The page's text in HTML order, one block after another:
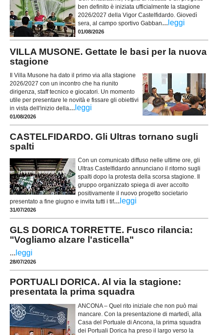
ben definito è iniziata ufficialmente la stagione
2026/2027 della Vigor Castelfidardo. Giovedì
sera, al campo sportivo Gabban... leggi
01/08/2026
VILLA MUSONE. Gettate le basi per la nuova
stagione
Il Villa Musone ha dato il primo via alla stagione
2026/2027 con un incontro che ha riunito
dirigenza, staff tecnico e giocatori. Un momento
utile per presentare le novità e fissare gli obiettivi
in vista dell'inizio della... leggi
01/08/2026
CASTELFIDARDO. Gli Ultras tornano sugli
spalti
Con un comunicato diffuso nelle ultime ore, gli
Ultras Castelfidardo annunciano il ritorno sugli
spalti dopo la protesta della scorsa stagione. Il
gruppo organizzato spiega di aver accolto
positivamente il nuovo progetto societario
presentato a fine giugno e invita tutti i tif... leggi
31/07/2026
GLS DORICA TORRETTE. Fusco rilancia:
"Vogliamo alzare l'asticella"
... leggi
28/07/2026
PORTUALI DORICA. Al via la stagione:
presentata la prima squadra
ANCONA – Quel rito iniziale che non può mai
mancare. Con la presentazione di martedì, alla
Casa del Portuale di Ancona, la prima squadra
dei Portuali Dorica ha preso il largo verso la